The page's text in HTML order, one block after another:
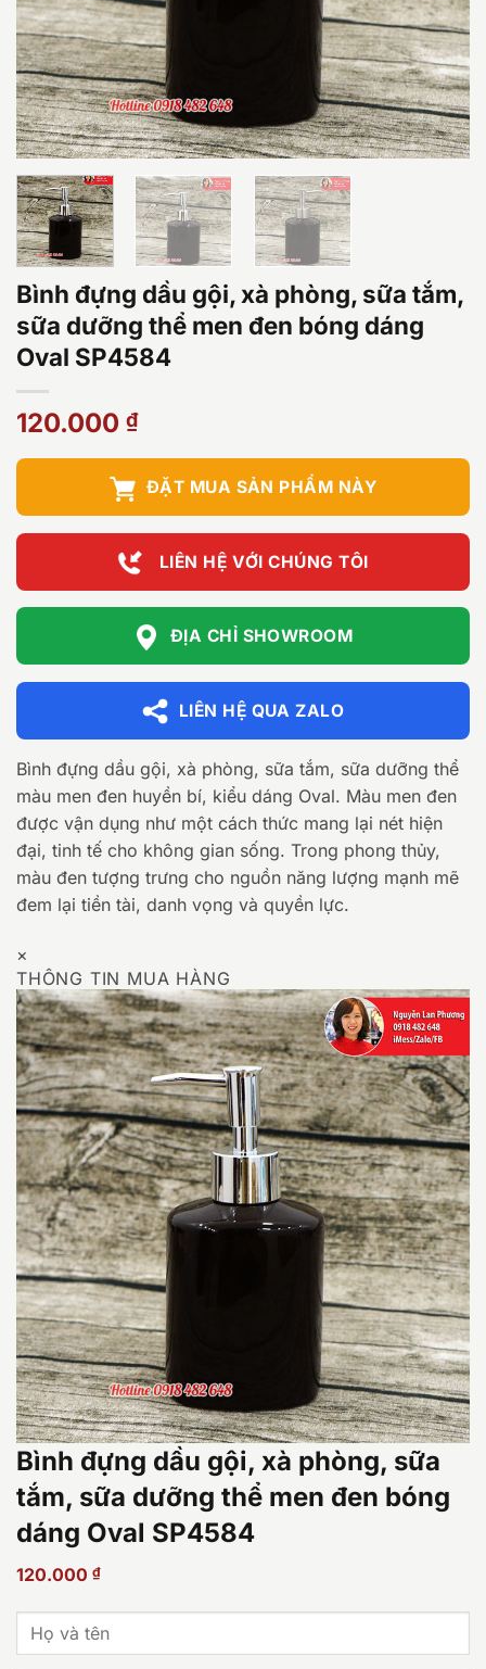
Bình đựng dầu gội, xà phòng, sữa tắm,
sữa dưỡng thể men đen bóng dáng
Oval SP4584
120.000 ₫
ĐẶT MUA SẢN PHẨM NÀY
LIÊN HỆ VỚI CHÚNG TÔI
ĐỊA CHỈ SHOWROOM
LIÊN HỆ QUA ZALO
Bình đựng dầu gội, xà phòng, sữa tắm, sữa dưỡng thể
màu men đen huyền bí, kiểu dáng Oval. Màu men đen
được vận dụng như một cách thức mang lại nét hiện
đại, tinh tế cho không gian sống. Trong phong thủy,
màu đen tượng trưng cho nguồn năng lượng mạnh mẽ
đem lại tiền tài, danh vọng và quyền lực.
×
THÔNG TIN MUA HÀNG
Bình đựng dầu gội, xà phòng, sữa
tắm, sữa dưỡng thể men đen bóng
dáng Oval SP4584
120.000 ₫